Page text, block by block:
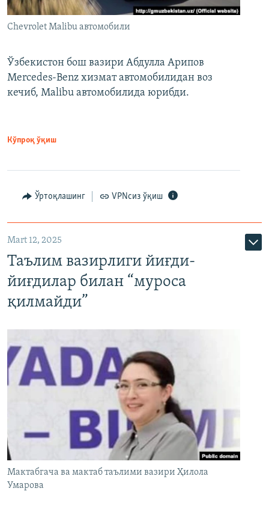
Chevrolet Malibu автомобили
Ўзбекистон бош вазири Абдулла Арипов
Mercedes-Benz хизмат автомобилидан воз
кечиб, Malibu автомобилида юрибди.
Кўпроқ ўқиш
Ўртоқлашинг VPNсиз ўқиш
Mart 12, 2025
Таълим вазирлиги йиғди-
йиғдилар билан “муроса
қилмайди”
Мактабгача ва мактаб таълими вазири Ҳилола
Умарова